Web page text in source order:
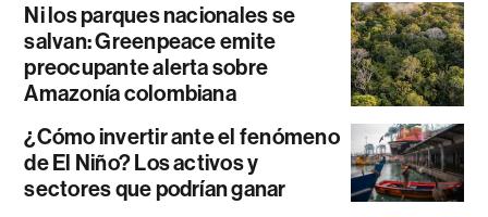
Ni los parques nacionales se
salvan: Greenpeace emite
preocupante alerta sobre
Amazonía colombiana
¿Cómo invertir ante el fenómeno
de El Niño? Los activos y
sectores que podrían ganar